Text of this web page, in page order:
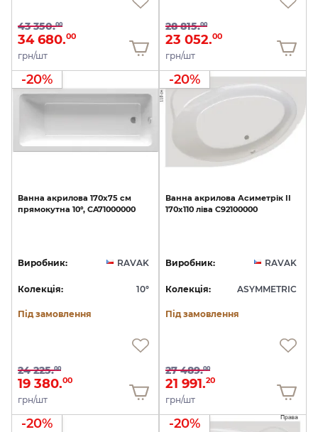
43 350.00
34 680.00
грн/шт
28 815.00
23 052.00
грн/шт
-20%
Ванна акрилова 170x75 см
прямокутна 10°, CA71000000
Виробник: RAVAK
Колекція: 10°
Під замовлення
24 225.00
19 380.00
грн/шт
-20%
Ванна акрилова Асиметрік II
170х110 ліва C92100000
Виробник: RAVAK
Колекція: ASYMMETRIC
Під замовлення
27 489.00
21 991.20
грн/шт
-20% -20%